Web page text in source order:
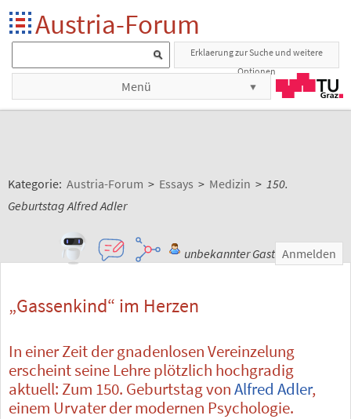
Austria-Forum
Erklaerung zur Suche und weitere
Optionen
Menü
Kategorie: Austria-Forum > Essays > Medizin > 150.
Geburtstag Alfred Adler
unbekannter Gast Anmelden
„Gassenkind“ im Herzen
In einer Zeit der gnadenlosen Vereinzelung
erscheint seine Lehre plötzlich hochgradig
aktuell: Zum 150. Geburtstag vonAlfred Adler,
einem Urvater der modernen Psychologie.